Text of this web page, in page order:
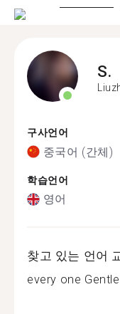
S.
구사언어
중국어 (간체)
학습언어
영어
찾고 있는 언어
every one